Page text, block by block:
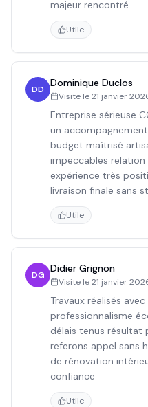
majeur rencontré
Utile
DD
Dominique Duclos
Visite le21 janvier
Entreprise sérieuse
un
budget maîtrisé
impeccables
expérience très
livraison finale sans
Utile
DG
Didier Grignon
Visite le21 janvier
Travaux réalisés avec
professionnalisme
délais tenus résultat
referons appel sans
de rénovation
confiance
Utile